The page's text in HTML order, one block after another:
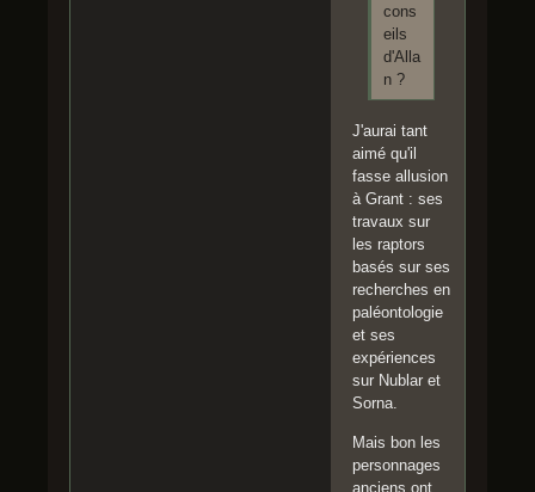
cons
eils
d'Alla
n ?
J'aurai tant
aimé qu'il
fasse allusion
à Grant : ses
travaux sur
les raptors
basés sur ses
recherches en
paléontologie
et ses
expériences
sur Nublar et
Sorna.
Mais bon les
personnages
anciens ont